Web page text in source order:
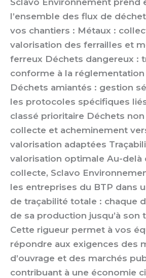
l’ensemble des flux de
vos chantiers : Métaux :
valorisation des ferrailles et
ferreux Déchets dangereux :
conforme à la
Déchets amiantés : gestion
les protocoles spécifiques
classé prioritaire Déchets
collecte et acheminement
valorisation adaptées
valorisation optimale Au-delà
collecte, Sclavo
les entreprises du BTP dans
de traçabilité totale : chaque
de sa production jusqu’à son
Cette rigueur permet à vos
répondre aux exigences des
d’ouvrage et des marchés
contribuant à une économie